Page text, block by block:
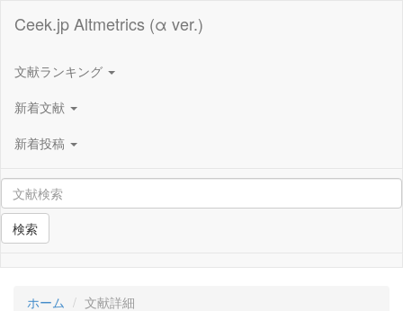
Ceek.jp Altmetrics (α ver.)
文献ランキング
新着文献
新着投稿
検索
ホーム 文献詳細